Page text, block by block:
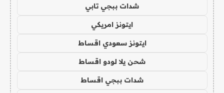
شدات ببجي تابي
ايتونز امريكي
ايتونز سعودي اقساط
شحن يلا لودو اقساط
شدات ببجي اقساط